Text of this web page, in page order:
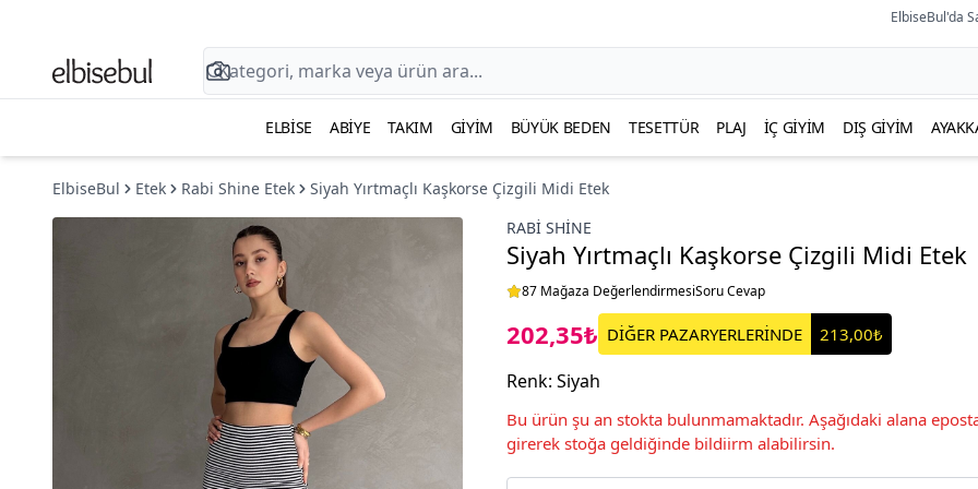
ElbiseBul'da
ELBISE ABIYE TAKIM GIYIM BÜYÜK BEDEN TESETTÜR PLAJ İÇ GIYIM DIŞ GIYIM
ElbiseBul Etek Rabi Shine Etek
Siyah Yırtmaçlı Kaşkorse Çizgili Midi Etek
RABI SHINE
Siyah Yırtmaçlı Kaşkorse Çizgili Midi Etek
87 Mağaza DeğerlendirmesiSoru Cevap
202,35₺ DİĞER PAZARYERLERİNDE 213,00₺
Renk: Siyah
Bu ürün şu an stokta bulunmamaktadır. Aşağıdaki alana
girerek stoğa geldiğinde bildiirm alabilirsin.